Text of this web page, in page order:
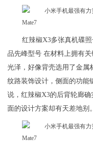
红辣椒X3多张真机碟
品先峰型号 在材料上拥有
光泽，好像背壳选用了金属
纹路装饰设计，侧面的功能
说，红辣椒X3的后背轮廊
面的设计方案却有天差地别。